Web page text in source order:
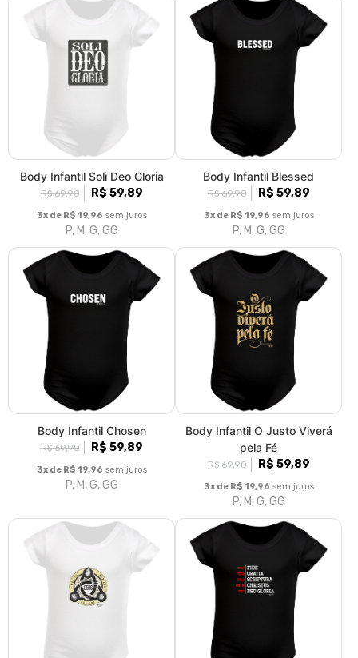
Body Infantil Soli Deo Gloria
P, M, G, GG
Body Infantil Blessed
R$ 69,90 R$ 59,89
3x de R$ 19,96 sem juros
P, M, G, GG
Body Infantil Chosen
R$ 69,90 R$ 59,89
3x de R$ 19,96 sem juros
P, M, G, GG
Body Infantil O Justo Viverá
R$ 69,90 R$ 59,89
3x de R$ 19,96 sem juros
P, M, G, GG
Body Infantil 5 Solas
R$ 69,90 R$ 59,89
3x de R$ 19,96 sem juros